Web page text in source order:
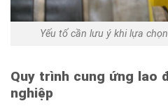
Yếu tố cần lưu ý khi lựa
Quy trình cung ứng lao
nghiệp